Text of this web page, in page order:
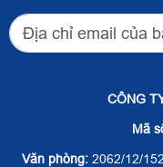
CÔNG
Mã
Văn phòng: 2062/12/